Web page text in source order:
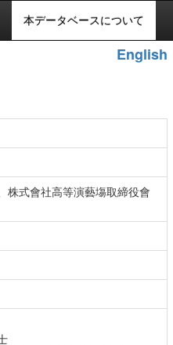
本データベースについて
English
株式會社高等演藝塲取締役會